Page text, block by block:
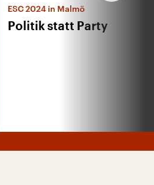
ESC 2024 in Malmö
Politik statt Party